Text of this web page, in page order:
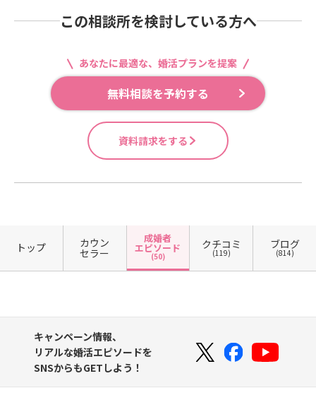
この相談所を検討している方へ
あなたに最適な、婚活プランを提案
無料相談を予約する
資料請求をする
トップ カウン
セラー
成婚者
エピソード
(50)
クチコミ
(119)
ブログ
(814)
キャンペーン情報、
リアルな婚活エピソードを
SNSからもGETしよう！